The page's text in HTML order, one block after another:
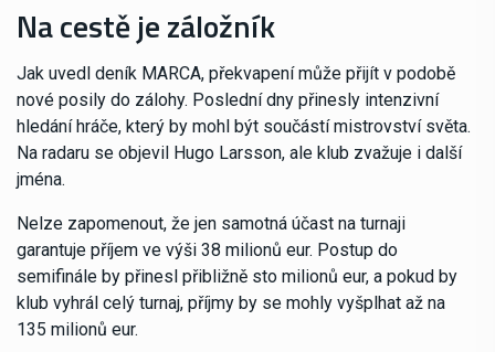
Na cestě je záložník
Jak uvedl deník MARCA, překvapení může přijít v podobě
nové posily do zálohy. Poslední dny přinesly intenzivní
hledání hráče, který by mohl být součástí mistrovství světa.
Na radaru se objevil Hugo Larsson, ale klub zvažuje i další
jména.
Nelze zapomenout, že jen samotná účast na turnaji
garantuje příjem ve výši 38 milionů eur. Postup do
semifinále by přinesl přibližně sto milionů eur, a pokud by
klub vyhrál celý turnaj, příjmy by se mohly vyšplhat až na
135 milionů eur.